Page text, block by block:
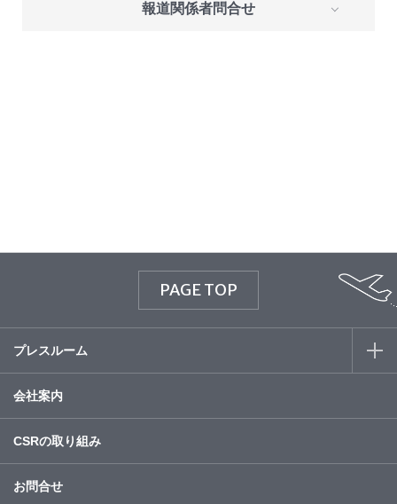
報道関係者問合せ
PAGE TOP
プレスルーム
会社案内
CSRの取り組み
お問合せ